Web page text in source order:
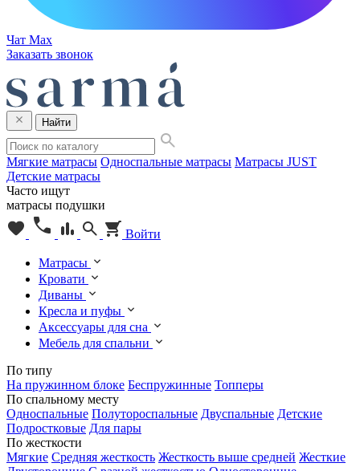
Чат Max
Заказать звонок
Найти
Мягкие матрасы Односпальные матрасы Матрасы JUST
Детские матрасы
Часто ищут
матрасы подушки
Войти
Матрасы
Кровати
Диваны
Кресла и пуфы
Аксессуары для сна
Мебель для спальни
По типу
На пружинном блоке Беспружинные Топперы
По спальному месту
Односпальные Полутороспальные Двуспальные Детские
Подростковые Для пары
По жесткости
Мягкие Средняя жесткость Жесткость выше средней Жесткие